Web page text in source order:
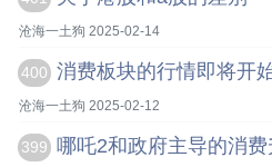
沧海一土狗 2025-02-14
400 消费板块的行情即将开
沧海一土狗 2025-02-12
399 哪吒2和政府主导的消费